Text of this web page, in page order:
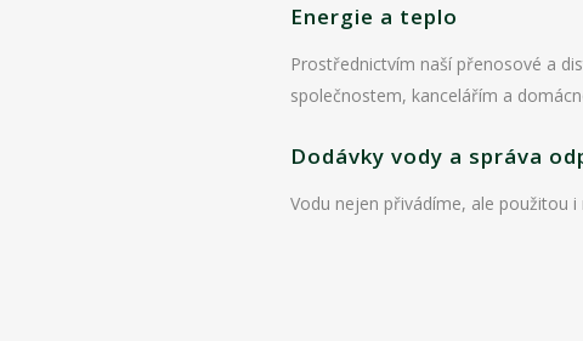
Energie a teplo
Prostřednictvím naší přenosové a
společnostem, kancelářím a
Dodávky vody a správa
Vodu nejen přivádíme, ale použitou